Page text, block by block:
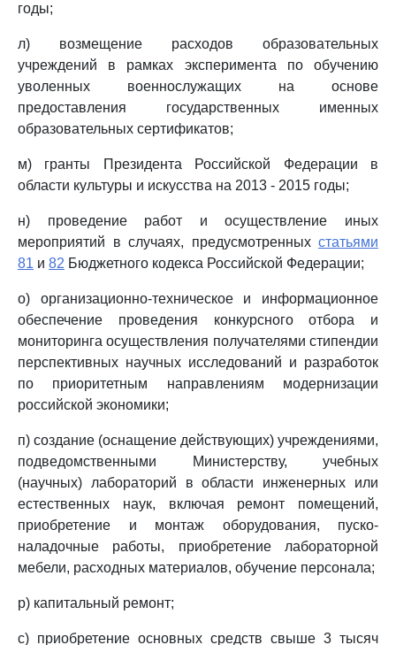
годы;
л) возмещение расходов образовательных
учреждений в рамках эксперимента по обучению
уволенных военнослужащих на основе
предоставления государственных именных
образовательных сертификатов;
м) гранты Президента Российской Федерации в
области культуры и искусства на 2013 - 2015 годы;
н) проведение работ и осуществление иных
мероприятий в случаях, предусмотренных статьями
81 и 82 Бюджетного кодекса Российской Федерации;
о) организационно-техническое и информационное
обеспечение проведения конкурсного отбора и
мониторинга осуществления получателями стипендии
перспективных научных исследований и разработок
по приоритетным направлениям модернизации
российской экономики;
п) создание (оснащение действующих) учреждениями,
подведомственными Министерству, учебных
(научных) лабораторий в области инженерных или
естественных наук, включая ремонт помещений,
приобретение и монтаж оборудования, пуско-
наладочные работы, приобретение лабораторной
мебели, расходных материалов, обучение персонала;
р) капитальный ремонт;
с) приобретение основных средств свыше 3 тысяч